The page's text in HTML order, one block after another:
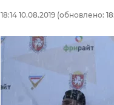
18:14 10.08.2019 (обновлено: